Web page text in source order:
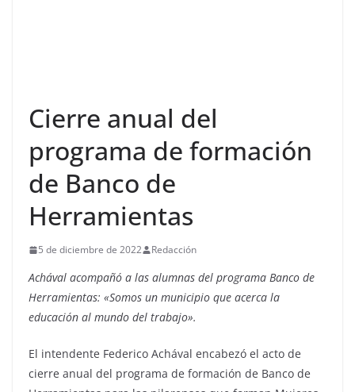
Cierre anual del
programa de formación
de Banco de
Herramientas
5 de diciembre de 2022 Redacción
Achával acompañó a las alumnas del programa Banco de
Herramientas: «Somos un municipio que acerca la
educación al mundo del trabajo».
El intendente Federico Achával encabezó el acto de
cierre anual del programa de formación de Banco de